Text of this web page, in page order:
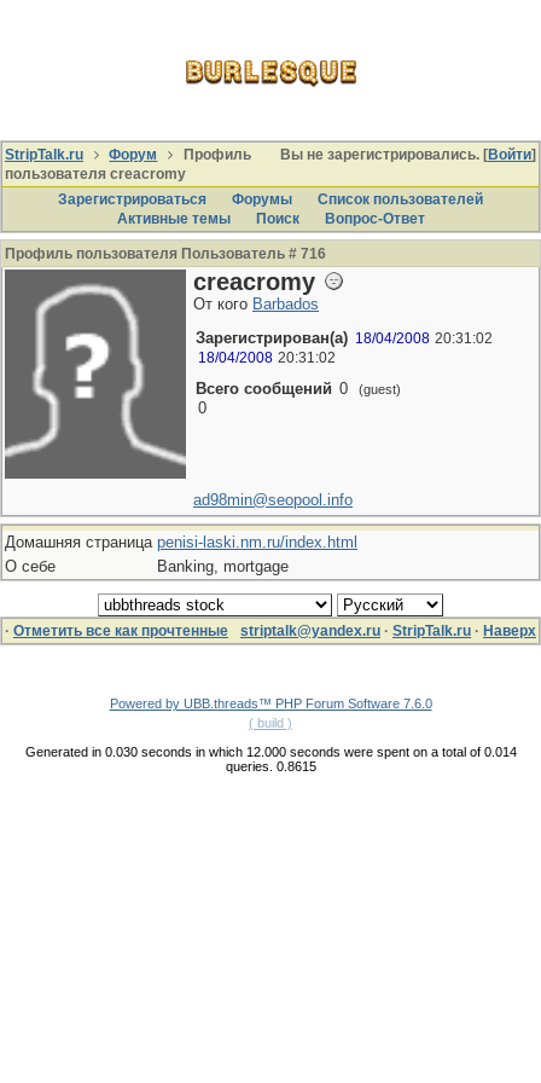
Вы не зарегистрировались. [Войти]
StripTalk.ru Форум
Профиль
пользователя creacromy
Зарегистрироваться
Форумы
Список пользователей
Активные темы
Поиcк Вопрос-Ответ
Профиль пользователя Пользователь # 716
creacromy
От кого Barbados
Зарегистрирован(а) 18/04/2008 20:31:02
18/04/2008 20:31:02
Всего сообщений 0 (guest)
0
ad98min@seopool.info
Домашняя страница penisi-laski.nm.ru/index.html
О себе
Banking, mortgage
· Отметить все как прочтенные striptalk@yandex.ru · StripTalk.ru · Наверх
Powered by UBB.threads™ PHP Forum Software 7.6.0
( build )
Generated in 0.030 seconds in which 12.000 seconds were spent on a total of 0.014
queries. 0.8615